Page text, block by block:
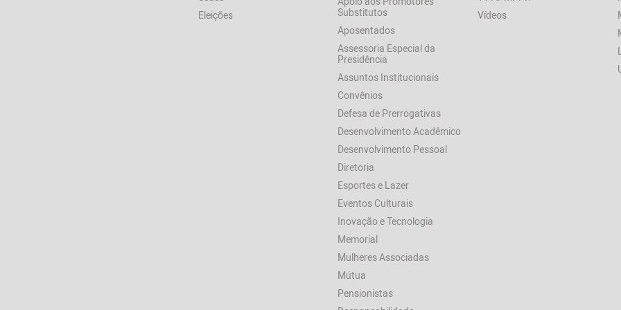
Eleições
Substitutos
Aposentados
Assessoria Especial da
Presidência
Assuntos Institucionais
Convênios
Defesa de Prerrogativas
Desenvolvimento Acadêmico
Desenvolvimento Pessoal
Diretoria
Esportes e Lazer
Eventos Culturais
Inovação e Tecnologia
Memorial
Mulheres Associadas
Mútua
Pensionistas
Vídeos